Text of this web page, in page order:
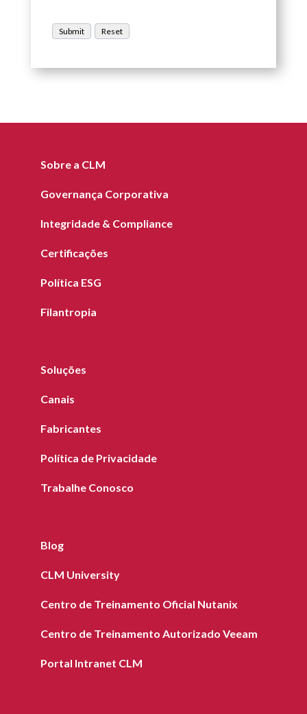
Sobre a CLM
Governança Corporativa
Integridade & Compliance
Certificações
Política ESG
Filantropia
Soluções
Canais
Fabricantes
Política de Privacidade
Trabalhe Conosco
Blog
CLM University
Centro de Treinamento Oficial Nutanix
Centro de Treinamento Autorizado Veeam
Portal Intranet CLM